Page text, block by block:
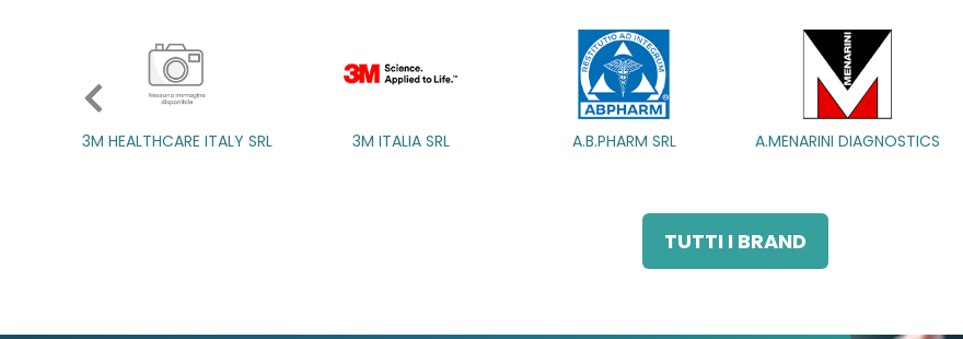
3M ITALIA SRL A.B.PHARM SRL A.MENARINI DIAGNOSTICS
A.MENARINI
TUTTI I BRAND